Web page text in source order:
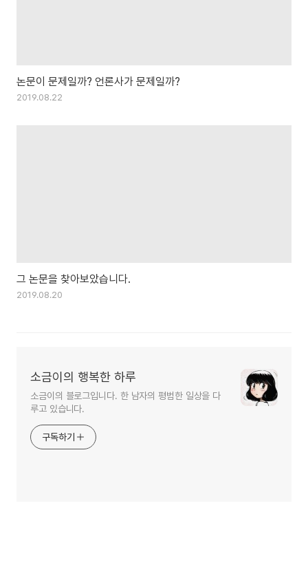
논문이 문제일까? 언론사가 문제일까?
2019.08.22
그 논문을 찾아보았습니다.
2019.08.20
소금이의 행복한 하루
소금이의 블로그입니다. 한 남자의 평범한 일상을 다
루고 있습니다.
구독하기